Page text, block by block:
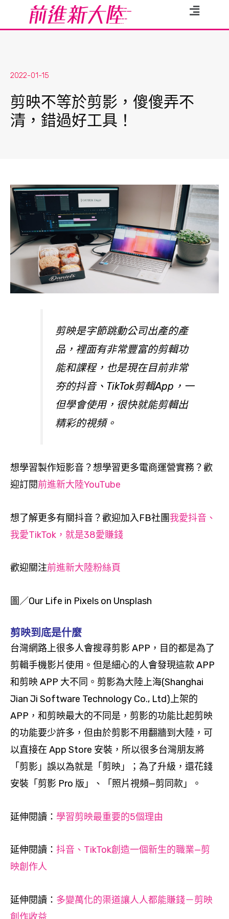
2022-01-15
剪映不等於剪影，傻傻弄不
清，錯過好工具！
剪映是字節跳動公司出產的產
品，裡面有非常豐富的剪輯功
能和課程，也是現在目前非常
夯的抖音、TikTok剪輯App，一
但學會使用，很快就能剪輯出
精彩的視頻。
想學習製作短影音？想學習更多電商運營實務？歡
迎訂閱前進新大陸YouTube
想了解更多有關抖音？歡迎加入FB社團我愛抖音、
我愛TikTok，就是38愛賺錢
歡迎關注前進新大陸粉絲頁
圖／Our Life in Pixels on Unsplash
剪映到底是什麼
台灣網路上很多人會搜尋剪影 APP，目的都是為了
剪輯手機影片使用。但是細心的人會發現這款 APP
和剪映 APP 大不同。剪影為大陸上海(Shanghai
Jian Ji Software Technology Co., Ltd)上架的
APP，和剪映最大的不同是，剪影的功能比起剪映
的功能要少許多，但由於剪影不用翻牆到大陸，可
以直接在 App Store 安裝，所以很多台灣朋友將
「剪影」誤以為就是「剪映」；為了升級，還花錢
安裝「剪影 Pro 版」、「照片視頻—剪同款」。
延伸閱讀 ： 學習剪映最重要的5個理由
延伸閱讀 ： 抖音、TikTok創造一個新生的職業—剪
映創作人
延伸閱讀 ： 多變萬化的渠道讓人人都能賺錢－剪映